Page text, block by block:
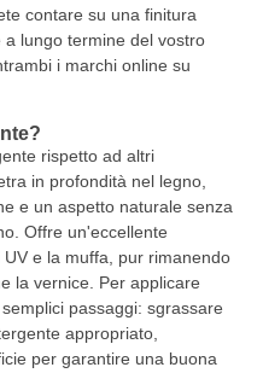
contare su una finitura
lungo termine del vostro
i marchi online su
rispetto ad altri
in profondità nel legno,
e un aspetto naturale senza
Offre un'eccellente
e la muffa, pur rimanendo
la vernice. Per applicare
passaggi: sgrassare
appropriato,
per garantire una buona